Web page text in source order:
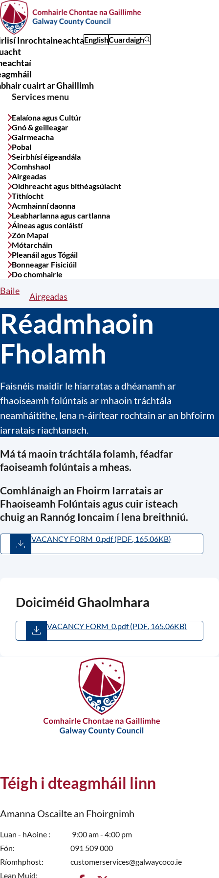
Skip
to
main
content
InrochtaineachtaEnglishCuardaigh
Main
navigation
cuairt ar Ghaillimh
Services menu
Ealaíona agus Cultúr
Gnó & geilleagar
Gairmeacha
Pobal
Seirbhísí éigeandála
Comhshaol
Airgeadas
Oidhreacht agus bithéagsúlacht
Tithíocht
Acmhainní daonna
Leabharlanna agus cartlanna
Áineas agus conláistí
Zón Mapaí
Mótarcháin
Pleanáil agus Tógáil
Bonneagar Fisiciúil
Do chomhairle
Breadcrumbs
Baile
Airgeadas
Réadmhaoin
Fholamh
Faisnéis maidir le hiarratas a dhéanamh ar
fhaoiseamh folúntais ar mhaoin tráchtála
neamháitithe, lena n-áirítear rochtain ar an bhfoirm
iarratais riachtanach.
Má tá maoin tráchtála folamh, féadfar
faoiseamh folúntais a mheas.
Comhlánaigh an Fhoirm Iarratais ar
Fhaoiseamh Folúntais agus cuir isteach
chuig an Rannóg Ioncaim í lena breithniú.
VACANCY FORM_0.pdf(PDF, 165.06KB)
Doiciméid Ghaolmhara
VACANCY FORM_0.pdf(PDF 165.06KB)
Téigh i dteagmháil linn
Amanna Oscailte an Fhoirgnimh
Luan - hAoine
9:00 am - 4:00 pm
Fón
091 509 000
Ríomhphost
customerservices@galwaycoco.ie
Lean Muid: